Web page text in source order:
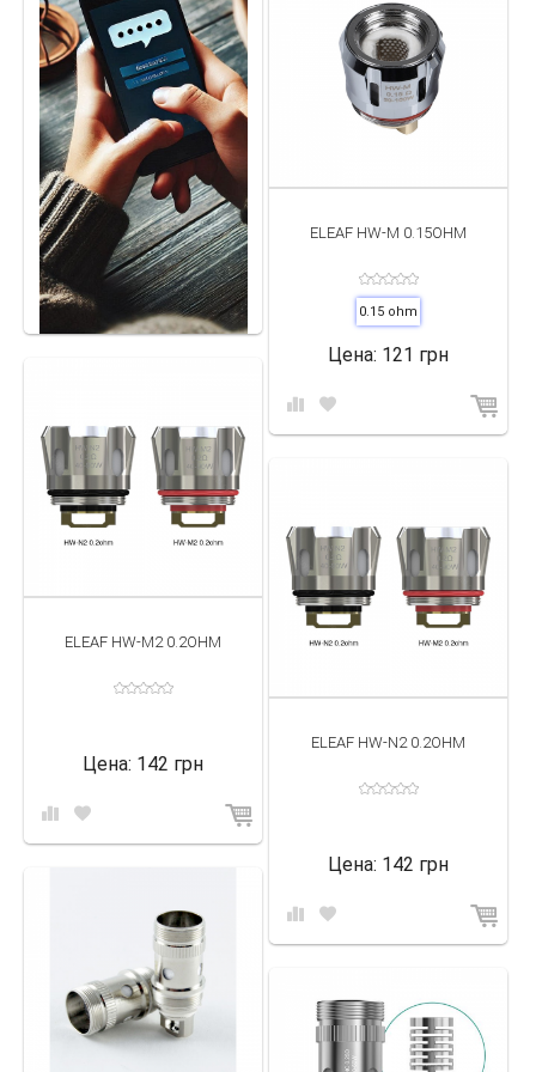
должна быть направлена вверх к баку.
Плотно закручивается бак.
Испаритель Eleaf— надежный выбор для тех, кто ценит простоту и
качество. И в нашем интернет-магазине iParovoz собраны только
лучшие модели по оптимальным ценам. Мы продаем только тот
товар, в качестве которого уверены на 100%. Поэтому клиенты
всегда остаются довольны покупками.
ELEAF HW-M 0.15OHM
0.15 ohm
Цена: 121 грн
ELEAF HW-M2 0.2OHM
Цена: 142 грн
ELEAF HW-N2 0.2OHM
Цена: 142 грн